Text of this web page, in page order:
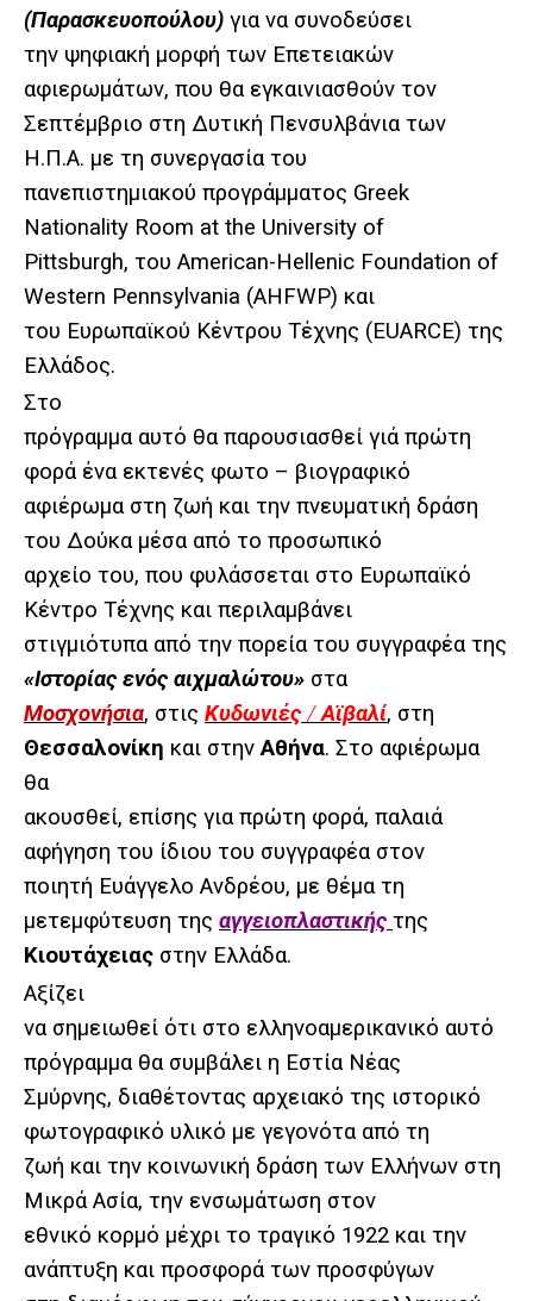
(Παρασκευοπούλου) για να συνοδεύσει
την ψηφιακή μορφή των Επετειακών
αφιερωμάτων, που θα εγκαινιασθούν τον
Σεπτέμβριο στη Δυτική Πενσυλβάνια των
Η.Π.Α. με τη συνεργασία του
πανεπιστημιακού προγράμματος Greek
Nationality Room at the University of
Pittsburgh, του American-Hellenic Foundation of
Western Pennsylvania (AHFWP) και
του Ευρωπαϊκού Κέντρου Τέχνης (EUARCE) της
Ελλάδος.
Στο
πρόγραμμα αυτό θα παρουσιασθεί γιά πρώτη
φορά ένα εκτενές φωτο – βιογραφικό
αφιέρωμα στη ζωή και την πνευματική δράση
του Δούκα μέσα από το προσωπικό
αρχείο του, που φυλάσσεται στο Ευρωπαϊκό
Κέντρο Τέχνης και περιλαμβάνει
στιγμιότυπα από την πορεία του συγγραφέα της
«Ιστορίας ενός αιχμαλώτου» στα
Μοσχονήσια, στις Κυδωνιές /Αϊβαλί, στη
Θεσσαλονίκη και στηνΑθήνα. Στο αφιέρωμα
θα
ακουσθεί, επίσης για πρώτη φορά, παλαιά
αφήγηση του ίδιου του συγγραφέα στον
ποιητή Ευάγγελο Ανδρέου, με θέμα τη
μετεμφύτευση της αγγειοπλαστικής της
Κιουτάχειας στην Ελλάδα.
Αξίζει
να σημειωθεί ότι στο ελληνοαμερικανικό αυτό
πρόγραμμα θα συμβάλει η Εστία Νέας
Σμύρνης, διαθέτοντας αρχειακό της ιστορικό
φωτογραφικό υλικό με γεγονότα από τη
ζωή και την κοινωνική δράση των Ελλήνων στη
Μικρά Ασία, την ενσωμάτωση στον
εθνικό κορμό μέχρι το τραγικό 1922 και την
ανάπτυξη και προσφορά των προσφύγων